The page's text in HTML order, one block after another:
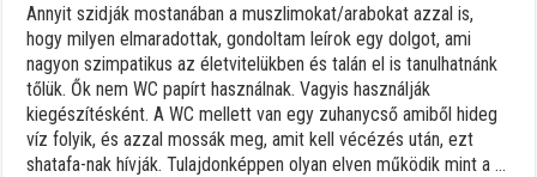
Annyit szidják mostanában a muszlimokat/arabokat azzal is,
hogy milyen elmaradottak, gondoltam leírok egy dolgot, ami
nagyon szimpatikus az életvitelükben és talán el is tanulhatnánk
tőlük. Ők nem WC papírt használnak. Vagyis használják
kiegészítésként. A WC mellett van egy zuhanycső amiből hideg
víz folyik, és azzal mossák meg, amit kell vécézés után, ezt
shatafa-nak hívják. Tulajdonképpen olyan elven működik mint a ...